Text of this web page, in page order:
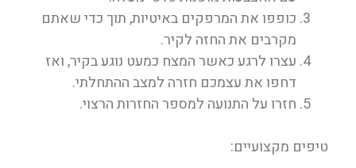
כופפו את המרפקים באיטיות, תוך כדי שאתם
מקרבים את החזה לקיר.
עצרו לרגע כאשר המצח כמעט נוגע בקיר, ואז
דחפו את עצמכם חזרה למצב ההתחלתי.
חזרו על התנועה למספר החזרות הרצוי.
טיפים מקצועיים: